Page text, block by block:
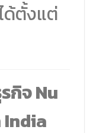
ด้ตั้งแต่
กิจ Nu
India